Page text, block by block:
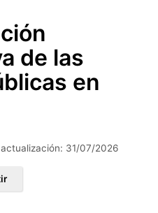
de las
en
31/07/2026